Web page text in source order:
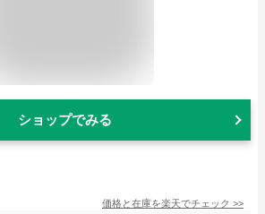
ショップでみる
価格と在庫を楽天でチェック >>